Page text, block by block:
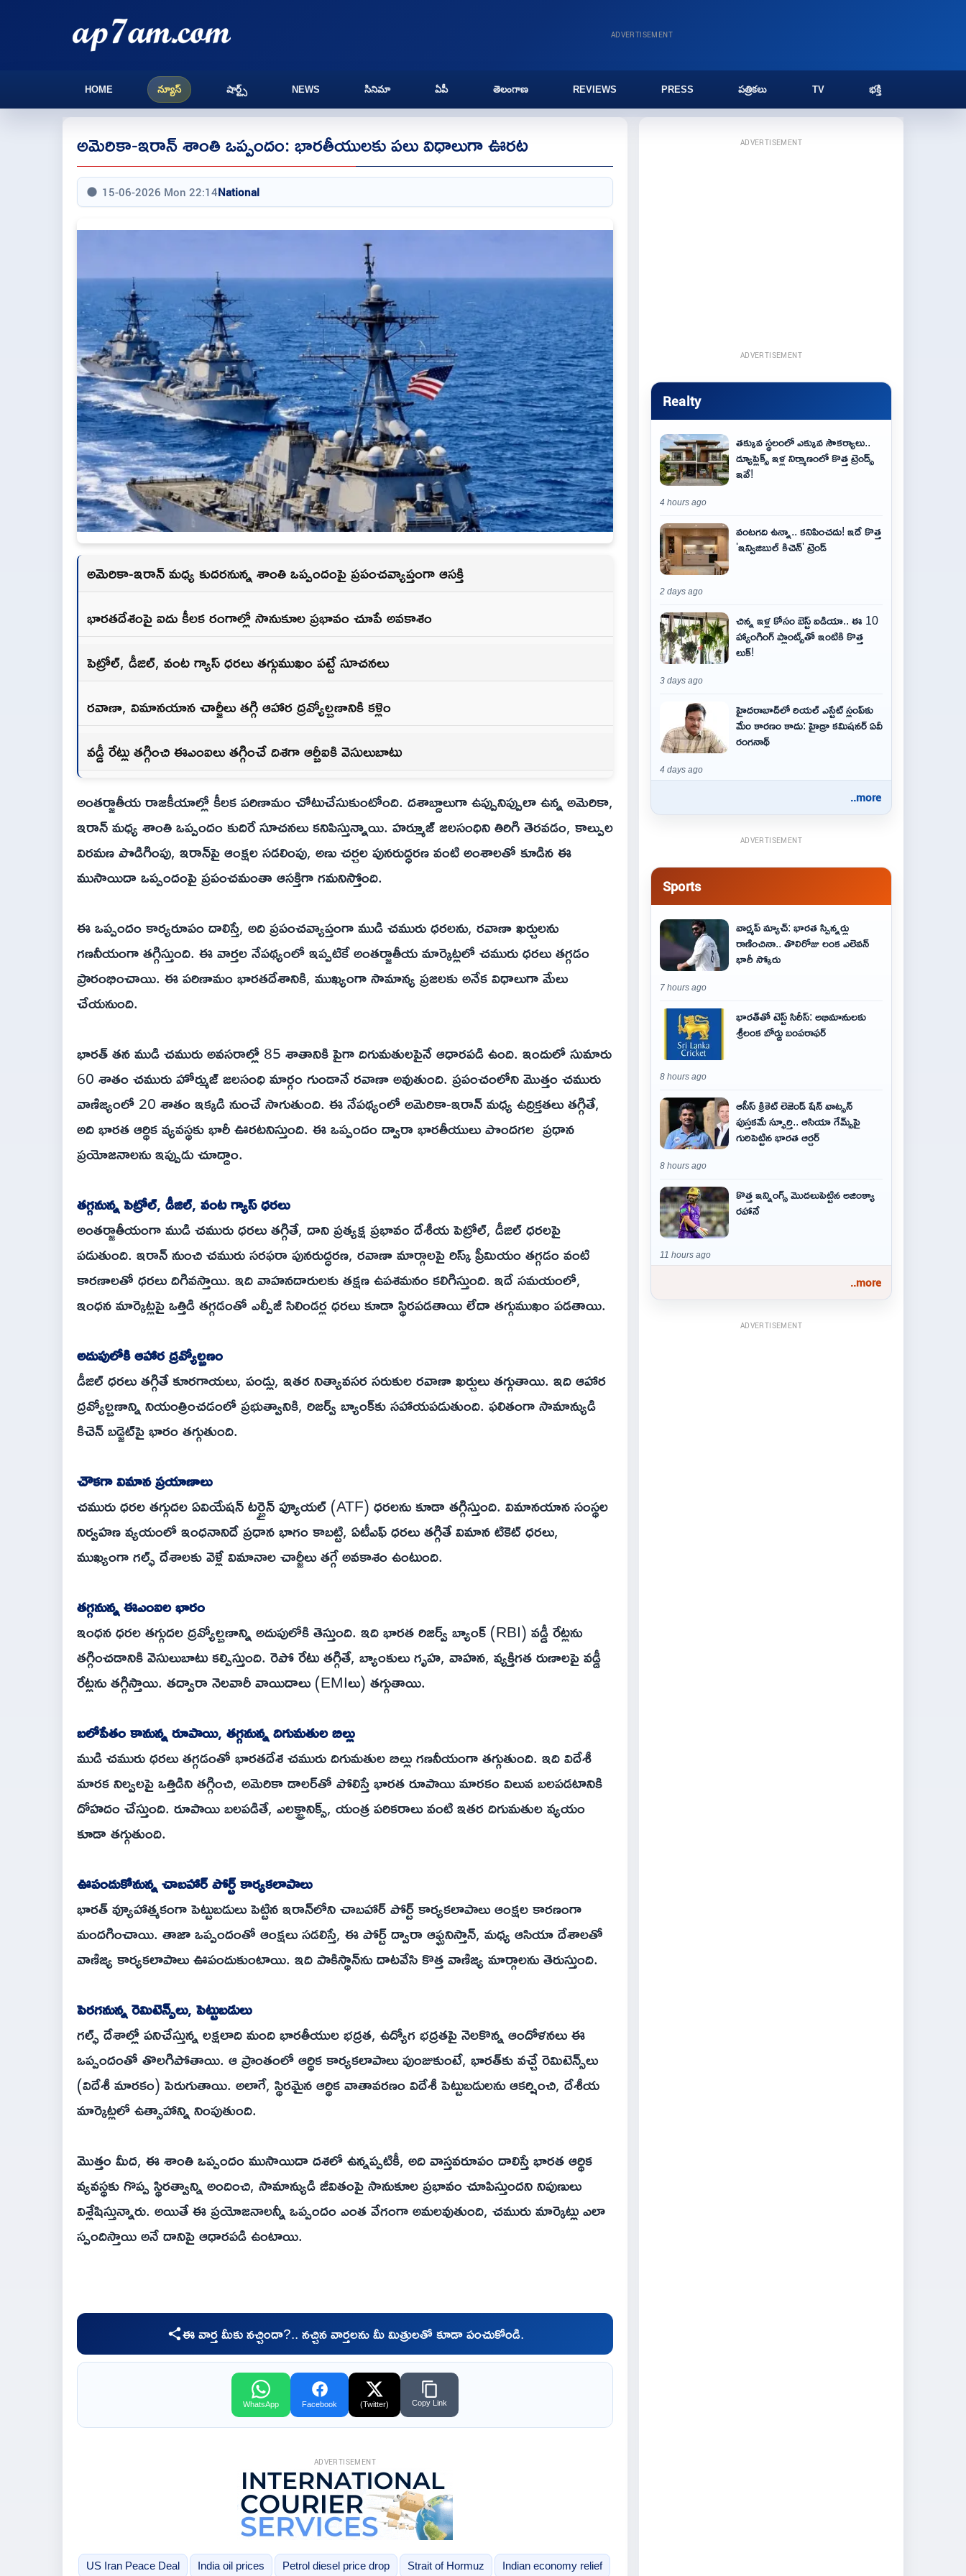
ADVERTISEMENT
HOME న్యూస్ షార్ట్స్ NEWS సినిమా ఏపీ తెలంగాణ REVIEWS PRESS పత్రికలు TV భక్తి
అమెరికా-ఇరాన్ శాంతి ఒప్పందం: భారతీయులకు పలు విధాలుగా ఊరట
15-06-2026 Mon 22:14National
అమెరికా-ఇరాన్ మధ్య కుదరనున్న శాంతి ఒప్పందంపై ప్రపంచవ్యాప్తంగా ఆసక్తి
భారతదేశంపై ఐదు కీలక రంగాల్లో సానుకూల ప్రభావం చూపే అవకాశం
పెట్రోల్, డీజిల్, వంట గ్యాస్ ధరలు తగ్గుముఖం పట్టే సూచనలు
రవాణా, విమానయాన చార్జీలు తగ్గి ఆహార ద్రవ్యోల్బణానికి కళ్లెం
వడ్డీ రేట్లు తగ్గించి ఈఎంఐలు తగ్గించే దిశగా ఆర్బీఐకి వెసులుబాటు
అంతర్జాతీయ రాజకీయాల్లో కీలక పరిణామం చోటుచేసుకుంటోంది. దశాబ్దాలుగా ఉప్పునిప్పులా ఉన్న అమెరికా,
ఇరాన్ మధ్య శాంతి ఒప్పందం కుదిరే సూచనలు కనిపిస్తున్నాయి. హర్మూజ్ జలసంధిని తిరిగి తెరవడం, కాల్పుల
విరమణ పొడిగింపు, ఇరాన్‌పై ఆంక్షల సడలింపు, అణు చర్చల పునరుద్ధరణ వంటి అంశాలతో కూడిన ఈ
ముసాయిదా ఒప్పందంపై ప్రపంచమంతా ఆసక్తిగా గమనిస్తోంది.
ఈ ఒప్పందం కార్యరూపం దాలిస్తే, అది ప్రపంచవ్యాప్తంగా ముడి చమురు ధరలను, రవాణా ఖర్చులను
గణనీయంగా తగ్గిస్తుంది. ఈ వార్తల నేపథ్యంలో ఇప్పటికే అంతర్జాతీయ మార్కెట్లలో చమురు ధరలు తగ్గడం
ప్రారంభించాయి. ఈ పరిణామం భారతదేశానికి, ముఖ్యంగా సామాన్య ప్రజలకు అనేక విధాలుగా మేలు
చేయనుంది.
భారత్ తన ముడి చమురు అవసరాల్లో 85 శాతానికి పైగా దిగుమతులపైనే ఆధారపడి ఉంది. ఇందులో సుమారు
60 శాతం చమురు హోర్ముజ్ జలసంధి మార్గం గుండానే రవాణా అవుతుంది. ప్రపంచంలోని మొత్తం చమురు
వాణిజ్యంలో 20 శాతం ఇక్కడి నుంచే సాగుతుంది. ఈ నేపథ్యంలో అమెరికా-ఇరాన్ మధ్య ఉద్రిక్తతలు తగ్గితే,
అది భారత ఆర్థిక వ్యవస్థకు భారీ ఊరటనిస్తుంది. ఈ ఒప్పందం ద్వారా భారతీయులు పొందగల ప్రధాన
ప్రయోజనాలను ఇప్పుడు చూద్దాం.
తగ్గనున్న పెట్రోల్, డీజిల్, వంట గ్యాస్ ధరలు
అంతర్జాతీయంగా ముడి చమురు ధరలు తగ్గితే, దాని ప్రత్యక్ష ప్రభావం దేశీయ పెట్రోల్, డీజిల్ ధరలపై
పడుతుంది. ఇరాన్ నుంచి చమురు సరఫరా పునరుద్ధరణ, రవాణా మార్గాలపై రిస్క్ ప్రీమియం తగ్గడం వంటి
కారణాలతో ధరలు దిగివస్తాయి. ఇది వాహనదారులకు తక్షణ ఉపశమనం కలిగిస్తుంది. ఇదే సమయంలో,
ఇంధన మార్కెట్లపై ఒత్తిడి తగ్గడంతో ఎల్పీజీ సిలిండర్ల ధరలు కూడా స్థిరపడతాయి లేదా తగ్గుముఖం పడతాయి.
అదుపులోకి ఆహార ద్రవ్యోల్బణం
డీజిల్ ధరలు తగ్గితే కూరగాయలు, పండ్లు, ఇతర నిత్యావసర సరుకుల రవాణా ఖర్చులు తగ్గుతాయి. ఇది ఆహార
ద్రవ్యోల్బణాన్ని నియంత్రించడంలో ప్రభుత్వానికి, రిజర్వ్ బ్యాంక్‌కు సహాయపడుతుంది. ఫలితంగా సామాన్యుడి
కిచెన్ బడ్జెట్‌పై భారం తగ్గుతుంది.
చౌకగా విమాన ప్రయాణాలు
చమురు ధరల తగ్గుదల ఏవియేషన్ టర్బైన్ ఫ్యూయల్ (ATF) ధరలను కూడా తగ్గిస్తుంది. విమానయాన సంస్థల
నిర్వహణ వ్యయంలో ఇంధనానిదే ప్రధాన భాగం కాబట్టి, ఏటీఎఫ్ ధరలు తగ్గితే విమాన టికెట్ ధరలు,
ముఖ్యంగా గల్ఫ్ దేశాలకు వెళ్లే విమానాల చార్జీలు తగ్గే అవకాశం ఉంటుంది.
తగ్గనున్న ఈఎంఐల భారం
ఇంధన ధరల తగ్గుదల ద్రవ్యోల్బణాన్ని అదుపులోకి తెస్తుంది. ఇది భారత రిజర్వ్ బ్యాంక్ (RBI) వడ్డీ రేట్లను
తగ్గించడానికి వెసులుబాటు కల్పిస్తుంది. రెపో రేటు తగ్గితే, బ్యాంకులు గృహ, వాహన, వ్యక్తిగత రుణాలపై వడ్డీ
రేట్లను తగ్గిస్తాయి. తద్వారా నెలవారీ వాయిదాలు (EMIలు) తగ్గుతాయి.
బలోపేతం కానున్న రూపాయి, తగ్గనున్న దిగుమతుల బిల్లు
ముడి చమురు ధరలు తగ్గడంతో భారతదేశ చమురు దిగుమతుల బిల్లు గణనీయంగా తగ్గుతుంది. ఇది విదేశీ
మారక నిల్వలపై ఒత్తిడిని తగ్గించి, అమెరికా డాలర్‌తో పోలిస్తే భారత రూపాయి మారకం విలువ బలపడటానికి
దోహదం చేస్తుంది. రూపాయి బలపడితే, ఎలక్ట్రానిక్స్, యంత్ర పరికరాలు వంటి ఇతర దిగుమతుల వ్యయం
కూడా తగ్గుతుంది.
ఊపందుకోనున్న చాబహార్ పోర్ట్ కార్యకలాపాలు
భారత్ వ్యూహాత్మకంగా పెట్టుబడులు పెట్టిన ఇరాన్‌లోని చాబహార్ పోర్ట్ కార్యకలాపాలు ఆంక్షల కారణంగా
మందగించాయి. తాజా ఒప్పందంతో ఆంక్షలు సడలిస్తే, ఈ పోర్ట్ ద్వారా ఆఫ్ఘనిస్తాన్, మధ్య ఆసియా దేశాలతో
వాణిజ్య కార్యకలాపాలు ఊపందుకుంటాయి. ఇది పాకిస్థాన్‌ను దాటవేసి కొత్త వాణిజ్య మార్గాలను తెరుస్తుంది.
పెరగనున్న రెమిటెన్స్‌లు, పెట్టుబడులు
గల్ఫ్ దేశాల్లో పనిచేస్తున్న లక్షలాది మంది భారతీయుల భద్రత, ఉద్యోగ భద్రతపై నెలకొన్న ఆందోళనలు ఈ
ఒప్పందంతో తొలగిపోతాయి. ఆ ప్రాంతంలో ఆర్థిక కార్యకలాపాలు పుంజుకుంటే, భారత్‌కు వచ్చే రెమిటెన్స్‌లు
(విదేశీ మారకం) పెరుగుతాయి. అలాగే, స్థిరమైన ఆర్థిక వాతావరణం విదేశీ పెట్టుబడులను ఆకర్షించి, దేశీయ
మార్కెట్లలో ఉత్సాహాన్ని నింపుతుంది.
మొత్తం మీద, ఈ శాంతి ఒప్పందం ముసాయిదా దశలో ఉన్నప్పటికీ, అది వాస్తవరూపం దాలిస్తే భారత ఆర్థిక
వ్యవస్థకు గొప్ప స్థిరత్వాన్ని అందించి, సామాన్యుడి జీవితంపై సానుకూల ప్రభావం చూపిస్తుందని నిపుణులు
విశ్లేషిస్తున్నారు. అయితే ఈ ప్రయోజనాలన్నీ ఒప్పందం ఎంత వేగంగా అమలవుతుంది, చమురు మార్కెట్లు ఎలా
స్పందిస్తాయి అనే దానిపై ఆధారపడి ఉంటాయి.
ఈ వార్త మీకు నచ్చిందా?.. నచ్చిన వార్తలను మీ మిత్రులతో కూడా పంచుకోండి.
WhatsApp Facebook (Twitter) Copy Link
ADVERTISEMENT
US Iran Peace Deal India oil prices Petrol diesel price drop Strait of Hormuz Indian economy relief
ADVERTISEMENT
ADVERTISEMENT
Realty
తక్కువ స్థలంలో ఎక్కువ సౌకర్యాలు..
డ్యూప్లెక్స్ ఇళ్ల నిర్మాణంలో కొత్త ట్రెండ్స్
ఇవే!
4 hours ago
వంటగది ఉన్నా.. కనిపించదు! ఇదే కొత్త
'ఇన్విజిబుల్ కిచెన్' ట్రెండ్
2 days ago
చిన్న ఇళ్ల కోసం బెస్ట్ ఐడియా.. ఈ 10
హ్యాంగింగ్ ప్లాంట్స్‌తో ఇంటికి కొత్త
లుక్!
3 days ago
హైదరాబాద్‌లో రియల్ ఎస్టేట్ స్లంప్‌కు
మేం కారణం కాదు: హైడ్రా కమిషనర్ ఏవీ
రంగనాథ్
4 days ago
..more
ADVERTISEMENT
Sports
వార్మప్ మ్యాచ్: భారత స్పిన్నర్లు
రాణించినా.. తొలిరోజు లంక ఎలెవన్
భారీ స్కోరు
7 hours ago
భారత్‌తో టెస్ట్ సిరీస్: అభిమానులకు
శ్రీలంక బోర్డు బంపరాఫర్
8 hours ago
ఆసీస్ క్రికెట్ లెజెండ్ షేన్ వాట్సన్
పుస్తకమే స్ఫూర్తి.. ఆసియా గేమ్స్‌పై
గురిపెట్టిన భారత ఆర్చర్
8 hours ago
కొత్త ఇన్నింగ్స్ మొదలుపెట్టిన అజింక్యా
రహానే
11 hours ago
..more
ADVERTISEMENT